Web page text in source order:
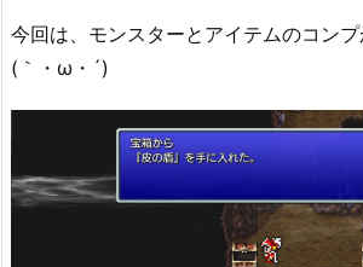
今回は、モンスターとアイテムのコン
(｀・ω・´)